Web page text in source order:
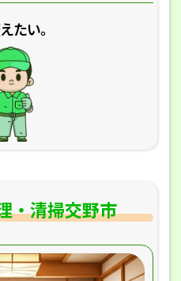
たい｡
・清掃交野市